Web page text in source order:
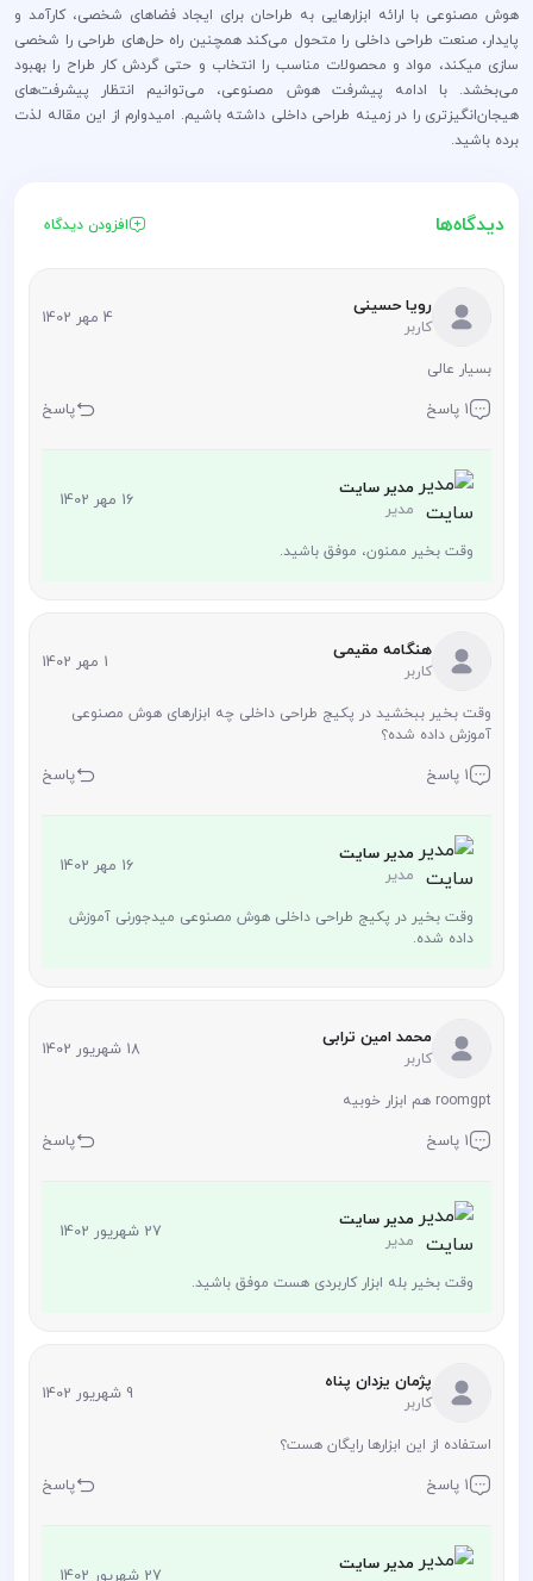
هوش مصنوعی با ارائه ابزارهایی به طراحان برای ایجاد فضاهای شخصی، کارآمد و
پایدار، صنعت طراحی داخلی را متحول می‌کند همچنین راه حل‌های طراحی را شخصی
سازی میکند، مواد و محصولات مناسب را انتخاب و حتی گردش کار طراح را بهبود
می‌بخشد. با ادامه پیشرفت هوش مصنوعی، می‌توانیم انتظار پیشرفت‌های
هیجان‌انگیزتری را در زمینه طراحی داخلی داشته باشیم. امیدوارم از این مقاله لذت
برده باشید.
دیدگاه‌ها افزودن دیدگاه
رویا حسینی
کاربر 4 مهر 1402
بسیار عالی
1 پاسخ پاسخ
مدیر سایت
مدیر 16 مهر 1402
وقت بخیر ممنون، موفق باشید.
هنگامه مقیمی
کاربر 1 مهر 1402
وقت بخیر ببخشید در پکیج طراحی داخلی چه ابزارهای هوش مصنوعی
آموزش داده شده؟
1 پاسخ پاسخ
مدیر سایت
مدیر 16 مهر 1402
وقت بخیر در پکیج طراحی داخلی هوش مصنوعی میدجورنی آموزش
داده شده.
محمد امین ترابی
کاربر 18 شهریور 1402
roomgpt هم ابزار خوبیه
1 پاسخ پاسخ
مدیر سایت
مدیر 27 شهریور 1402
وقت بخیر بله ابزار کاربردی هست موفق باشید.
پژمان یزدان پناه
کاربر 9 شهریور 1402
استفاده از این ابزارها رایگان هست؟
1 پاسخ پاسخ
مدیر سایت 27 شهریور 1402